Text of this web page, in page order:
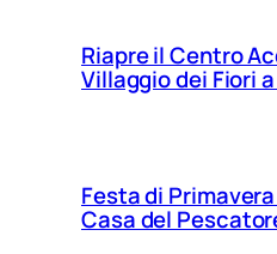
Riapre il Centro
Villaggio dei Fiori
Festa di
Casa del